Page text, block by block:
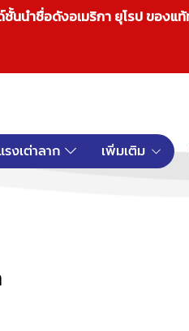
นนำชื่อดังอเมริกา ยุโรป ของแ
งเต่าลาก เพิ่มเติม